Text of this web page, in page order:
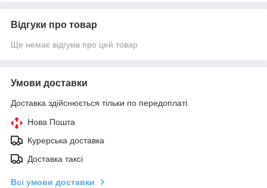
Відгуки про товар
Ще немає відгуків про цей товар
Умови доставки
Доставка здійснюється тільки по передоплаті.
Нова Пошта
Курерська доставка
Доставка таксі
Всі умови доставки